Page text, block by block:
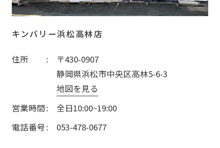
キンバリー浜松高林店
住所
〒430-0907
静岡県浜松市中央区高林5-6-3
地図を見る
営業時間
全日10:00~19:00
電話番号
053-478-0677